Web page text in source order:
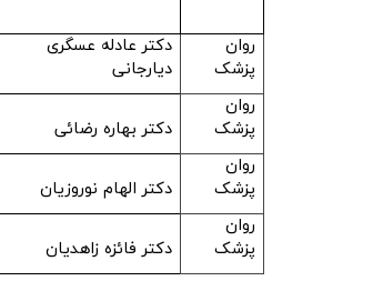
روان
پزشک
دکتر عادله عسگری
دیارجانی
روان
پزشک
دکتر بهاره رضائی
روان
پزشک
دکتر الهام نوروزیان
روان
پزشک
دکتر فائزه زاهدیان